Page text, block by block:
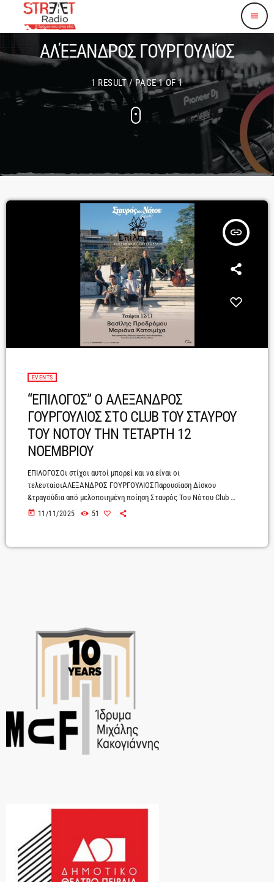
menu
ΑΛΈΞΑΝΔΡΟΣ ΓΟΥΡΓΟΥΛΙΌΣ
1 RESULT / PAGE 1 OF 1
insert_link
EVENTS
“ΕΠΙΛΟΓΟΣ” Ο ΑΛΕΞΑΝΔΡΟΣ
ΓΟΥΡΓΟΥΛΙΟΣ ΣΤΟ CLUB ΤΟΥ ΣΤΑΥΡΟΥ
ΤΟΥ ΝΟΤΟΥ ΤΗΝ ΤΕΤΑΡΤΗ 12
ΝΟΕΜΒΡΙΟΥ
ΕΠΙΛΟΓΟΣΟι στίχοι αυτοί μπορεί και να είναι οι
τελευταίοιΑΛΕΞΑΝΔΡΟΣ ΓΟΥΡΓΟΥΛΙΟΣΠαρουσίαση Δίσκου
&τραγούδια από μελοποιημένη ποίηση Σταυρός Του Νότου Club
Τετάρτη 12 ΝοεμβρίουΕρμηνεύουν: Βασίλης Προδρόμου - Μαριάνα
γύρω από τον πρώτο του δίσκο Επίλογος, καθώς και
today 11/11/2025 51